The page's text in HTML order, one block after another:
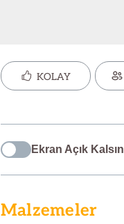
KOLAY
Ekran Açık Kalsın
Malzemeler